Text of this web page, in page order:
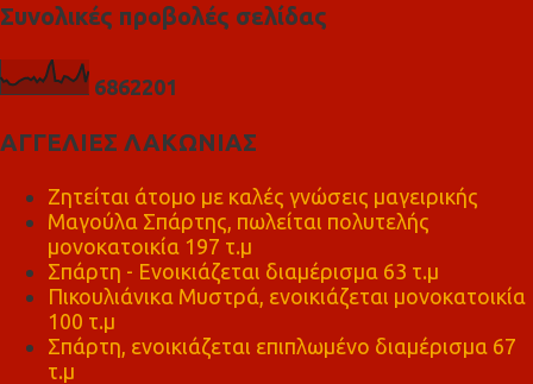
Συνολικές προβολές σελίδας
6862201
ΑΓΓΕΛΙΕΣ ΛΑΚΩΝΙΑΣ
Ζητείται άτομο με καλές γνώσεις μαγειρικής
Μαγούλα Σπάρτης, πωλείται πολυτελής
μονοκατοικία 197 τ.μ
Σπάρτη - Ενοικιάζεται διαμέρισμα 63 τ.μ
Πικουλιάνικα Μυστρά, ενοικιάζεται μονοκατοικία
100 τ.μ
Σπάρτη, ενοικιάζεται επιπλωμένο διαμέρισμα 67
τ.μ